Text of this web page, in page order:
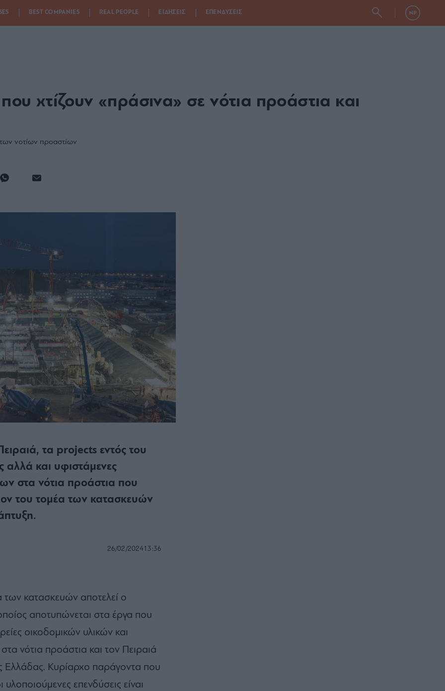
BEST COMPANIES REAL PEOPLE ΕΙΔΗΣΕΙΣ ΕΠΕΝΔΥΣΕΙΣ
χτίζουν «πράσινα» σε νότια προάστια και
νοτίων προαστίων
τα projects εντός του
αλλά και υφιστάμενες
στα νότια προάστια που
του τομέα των κατασκευών
26/02/202413:36
των κατασκευών αποτελεί ο
αποτυπώνεται στα έργα που
οικοδομικών υλικών και
νότια προάστια και τον Πειραιά
Ελλάδας. Κυρίαρχο παράγοντα που
υλοποιούμενες επενδύσεις είναι